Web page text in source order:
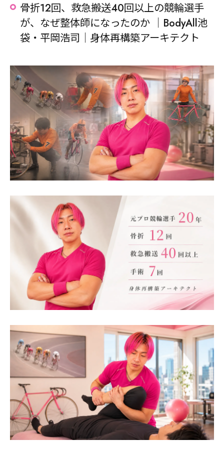
骨折12回、救急搬送40回以上の競輪選手
が、なぜ整体師になったのか ｜BodyAll池
袋・平岡浩司｜身体再構築アーキテクト